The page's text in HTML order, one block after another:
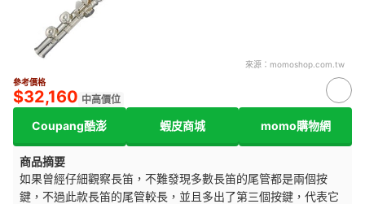
來源： momoshop.com.tw
參考價格
$32,160 中高價位
Coupang酷澎 蝦皮商城 momo購物網
商品摘要
如果曾經仔細觀察長笛，不難發現多數長笛的尾管都是兩個按
鍵，不過此款長笛的尾管較長，並且多出了第三個按鍵，代表它